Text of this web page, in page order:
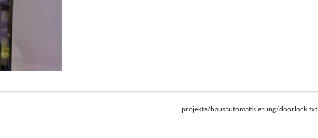
projekte/hausautomatisierung/doorlock.txt